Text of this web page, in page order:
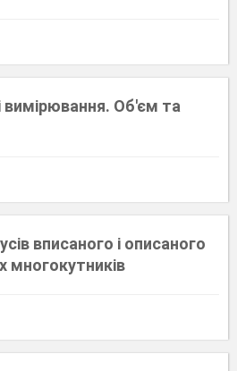
вимірювання. Об'єм та
вписаного і описаного
многокутників